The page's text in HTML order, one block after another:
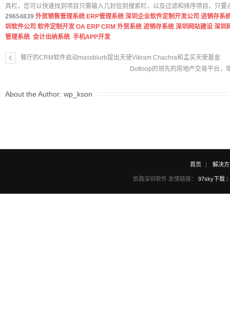
具栏，您可以快速找到项目只需输入几封信到搜索栏，以及过滤和排序项目，只要
29654839 外贸销售管理系统 ERP管理系统 深圳企业软件定制开发公司 进销存系
圳软件公司 软件定制开发 OA ERP CRM 外贸系统 进销存系统 深圳网站建设 深圳
管理系统 会计出纳系统 手机APP开发
餐厅的CRM软件启动massblurb提出天使Vikram Chachra和孟买天使基金
Dotloop的领先的房地产交易平台，
About the Author: wp_kson
首页 解决
凯路深圳软件 友情链接： 97sky下载 |